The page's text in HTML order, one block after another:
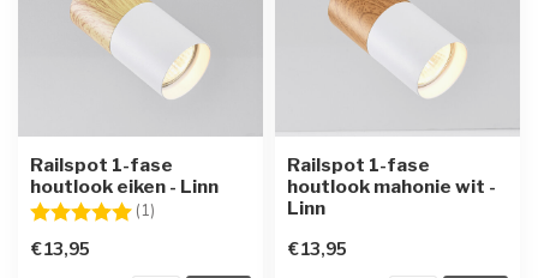
Railspot 1-fase
houtlook eiken - Linn
Beoordeling: (1)
€13,95
Railspot 1-fase
houtlook mahonie wit -
Linn
€13,95